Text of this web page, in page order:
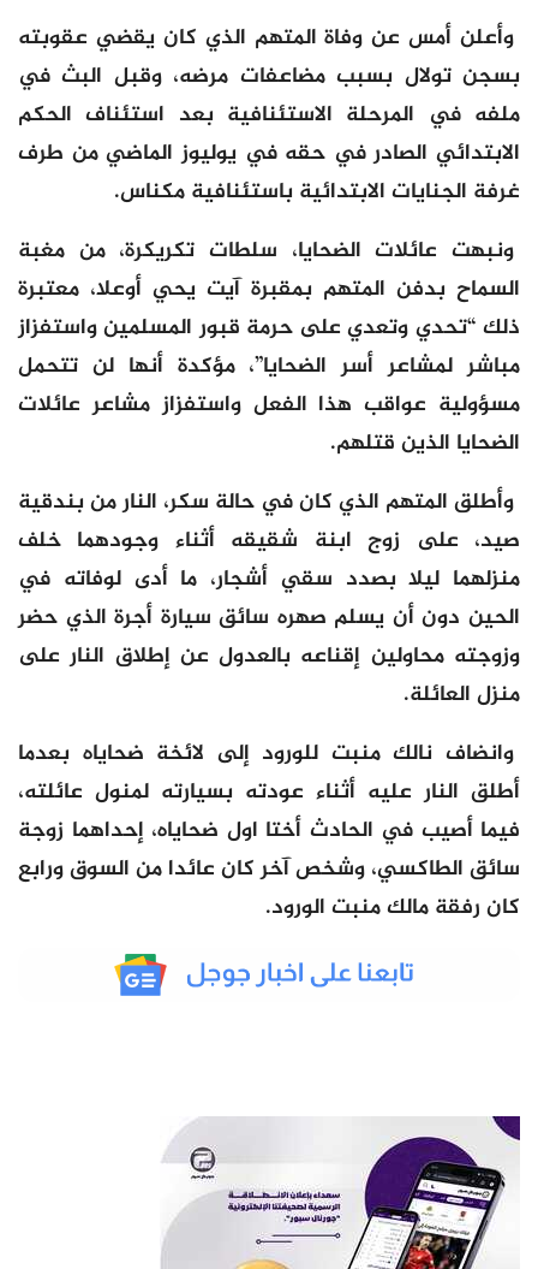
وأعلن أمس عن وفاة المتهم الذي كان يقضي عقوبته
بسجن تولال بسبب مضاعفات مرضه، وقبل البث في
ملفه في المرحلة الاستئنافية بعد استئناف الحكم
الابتدائي الصادر في حقه في يوليوز الماضي من طرف
غرفة الجنايات الابتدائية باستئنافية مكناس.
ونبهت عائلات الضحايا، سلطات تكريكرة، من مغبة
السماح بدفن المتهم بمقبرة آيت يحي أوعلا، معتبرة
ذلك “تحدي وتعدي على حرمة قبور المسلمين واستفزاز
مباشر لمشاعر أسر الضحايا”، مؤكدة أنها لن تتحمل
مسؤولية عواقب هذا الفعل واستفزاز مشاعر عائلات
الضحايا الذين قتلهم.
وأطلق المتهم الذي كان في حالة سكر، النار من بندقية
صيد، على زوج ابنة شقيقه أثناء وجودهما خلف
منزلهما ليلا بصدد سقي أشجار، ما أدى لوفاته في
الحين دون أن يسلم صهره سائق سيارة أجرة الذي حضر
وزوجته محاولين إقناعه بالعدول عن إطلاق النار على
منزل العائلة.
وانضاف نالك منبت للورود إلى لائخة ضحاياه بعدما
أطلق النار عليه أثناء عودته بسيارته لمنول عائلته،
فيما أصيب في الحادث أختا اول ضحاياه، إحداهما زوجة
سائق الطاكسي، وشخص آخر كان عائدا من السوق ورابع
كان رفقة مالك منبت الورود.